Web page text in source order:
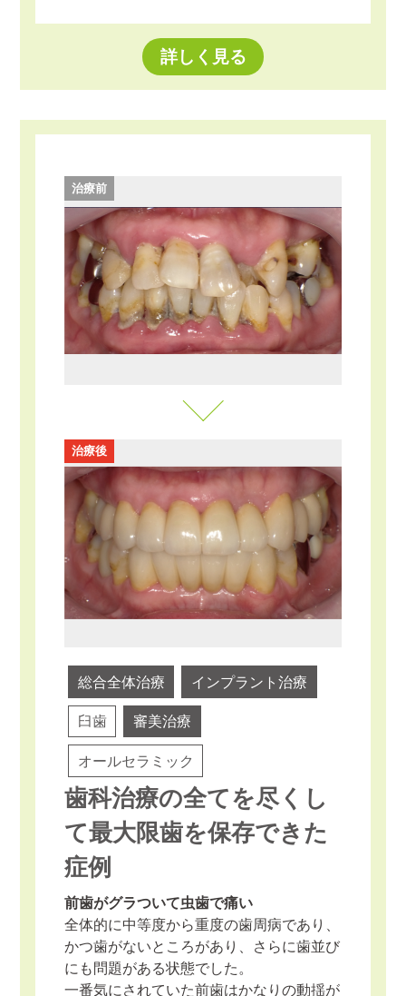
詳しく見る
治療前
治療後
総合全体治療 インプラント治療
臼歯 審美治療
オールセラミック
歯科治療の全てを尽くし
て最大限歯を保存できた
症例
前歯がグラついて虫歯で痛い
全体的に中等度から重度の歯周病であり、
かつ歯がないところがあり、さらに歯並び
にも問題がある状態でした。
一番気にされていた前歯はかなりの動揺が